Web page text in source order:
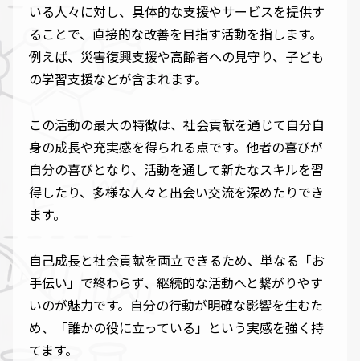
いる人々に対し、具体的な支援やサービスを提供す
ることで、直接的な改善を目指す活動を指します。
例えば、災害復興支援や高齢者への見守り、子ども
の学習支援などが含まれます。
この活動の最大の特徴は、社会貢献を通じて自分自
身の成長や充実感を得られる点です。他者の喜びが
自分の喜びとなり、活動を通して新たなスキルを習
得したり、多様な人々と出会い交流を深めたりでき
ます。
自己成長と社会貢献を両立できるため、単なる「お
手伝い」で終わらず、継続的な活動へと繋がりやす
いのが魅力です。自分の行動が明確な影響を生むた
め、「誰かの役に立っている」という実感を強く持
てます。